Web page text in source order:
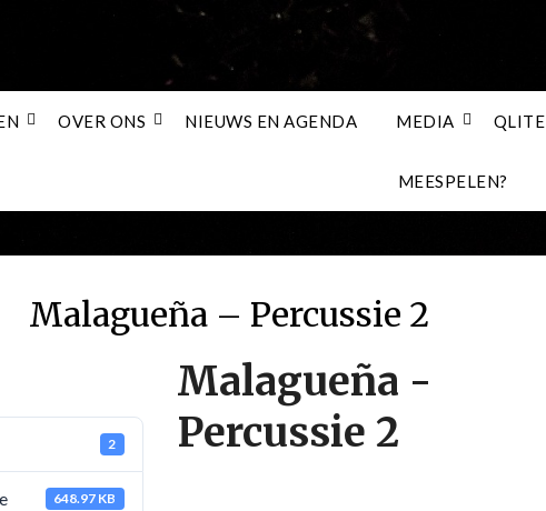
OVER ONS NIEUWS EN AGENDA MEDIA QLITE
MEESPELEN?
Malagueña – Percussie 2
2
648.97 KB
Malagueña -
Percussie 2